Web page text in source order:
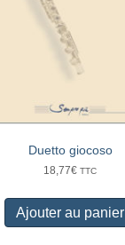
Duetto giocoso
18,77€ TTC
Ajouter au panier